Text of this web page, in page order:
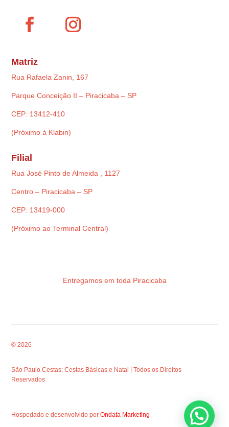
Matriz
Rua Rafaela Zanin, 167
Parque Conceição II – Piracicaba – SP
CEP: 13412-410
(Próximo à Klabin)
Filial
Rua José Pinto de Almeida , 1127
Centro – Piracicaba – SP
CEP: 13419-000
(Próximo ao Terminal Central)
Entregamos em toda Piracicaba
© 2026
São Paulo Cestas: Cestas Básicas e Natal | Todos os Direitos
Reservados
Hospedado e desenvolvido porOndata Marketing